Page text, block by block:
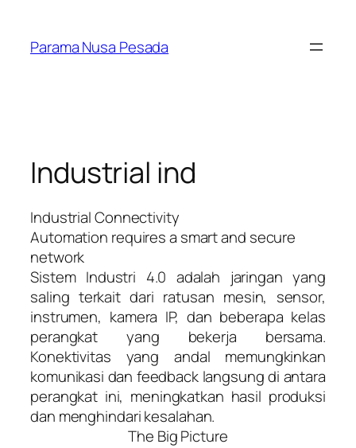
konten
Parama Nusa Pesada
Industrial ind
Industrial Connectivity
Automation requires a smart and secure
network
Sistem Industri 4.0 adalah jaringan yang
saling terkait dari ratusan mesin, sensor,
instrumen, kamera IP, dan beberapa kelas
perangkat yang bekerja bersama.
Konektivitas yang andal memungkinkan
komunikasi dan feedback langsung di antara
perangkat ini, meningkatkan hasil produksi
dan menghindari kesalahan.
The Big Picture